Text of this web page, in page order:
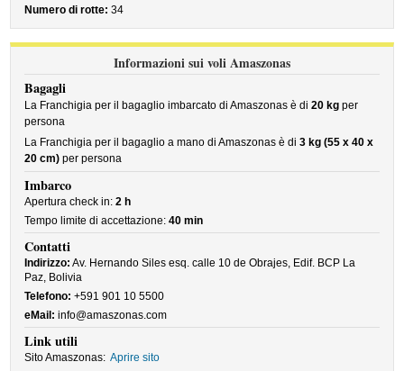
Numero di rotte: 34
Informazioni sui voli Amaszonas
Bagagli
La Franchigia per il bagaglio imbarcato di Amaszonas è di20 kg per
persona
La Franchigia per il bagaglio a mano di Amaszonas è di3 kg (55 x 40 x
20 cm) per persona
Imbarco
Apertura check in:2 h
Tempo limite di accettazione:40 min
Contatti
Indirizzo: Av. Hernando Siles esq. calle 10 de Obrajes, Edif. BCP La
Paz, Bolivia
Telefono: +591 901 10 5500
eMail: info@amaszonas.com
Link utili
Sito Amaszonas: Aprire sito